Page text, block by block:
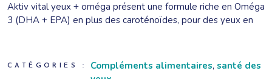
Aktiv vital yeux + oméga présent une formule riche en Oméga
3 (DHA + EPA) en plus des caroténoïdes, pour des yeux en
charge d’une sécheresse oculaire Réduire la progression de la
DMLA (Dégénérescence Maculaire Liée à l’Age) Prévenir la
CATÉGORIES : Compléments alimentaires, santé des